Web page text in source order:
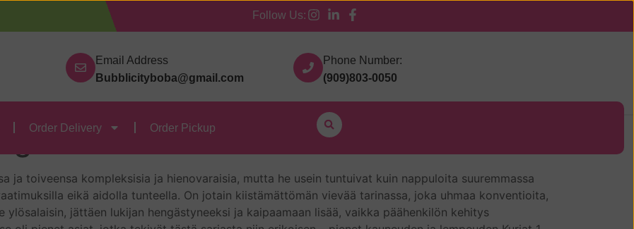
Follow Us:
Email Address
Bubblicityboba@gmail.com
Phone Number:
(909)803-0050
Order Delivery Order Pickup
Our Categories Contact Us Order Delivery Order Pickup
ja toiveensa kompleksisia ja hienovaraisia, mutta he usein tuntuivat kuin nappuloita suuremmassa
eikä aidolla tunteella. On jotain kiistämättömän vievää tarinassa, joka uhmaa konventioita,
jättäen lukijan hengästyneeksi ja kaipaamaan lisää, vaikka päähenkilön kehitys